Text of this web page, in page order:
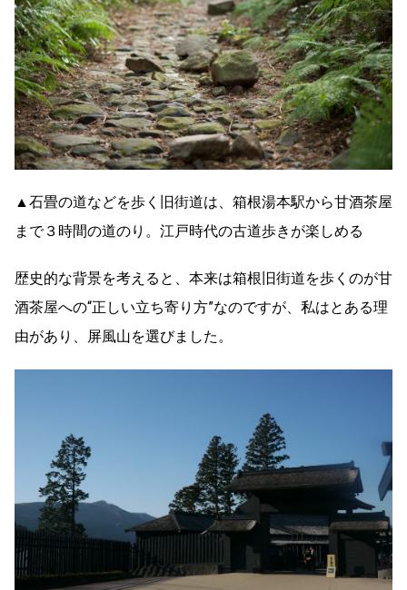
▲石畳の道などを歩く旧街道は、箱根湯本駅から甘酒茶屋
まで３時間の道のり。江戸時代の古道歩きが楽しめる
歴史的な背景を考えると、本来は箱根旧街道を歩くのが甘
酒茶屋への“正しい立ち寄り方”なのですが、私はとある理
由があり、屏風山を選びました。